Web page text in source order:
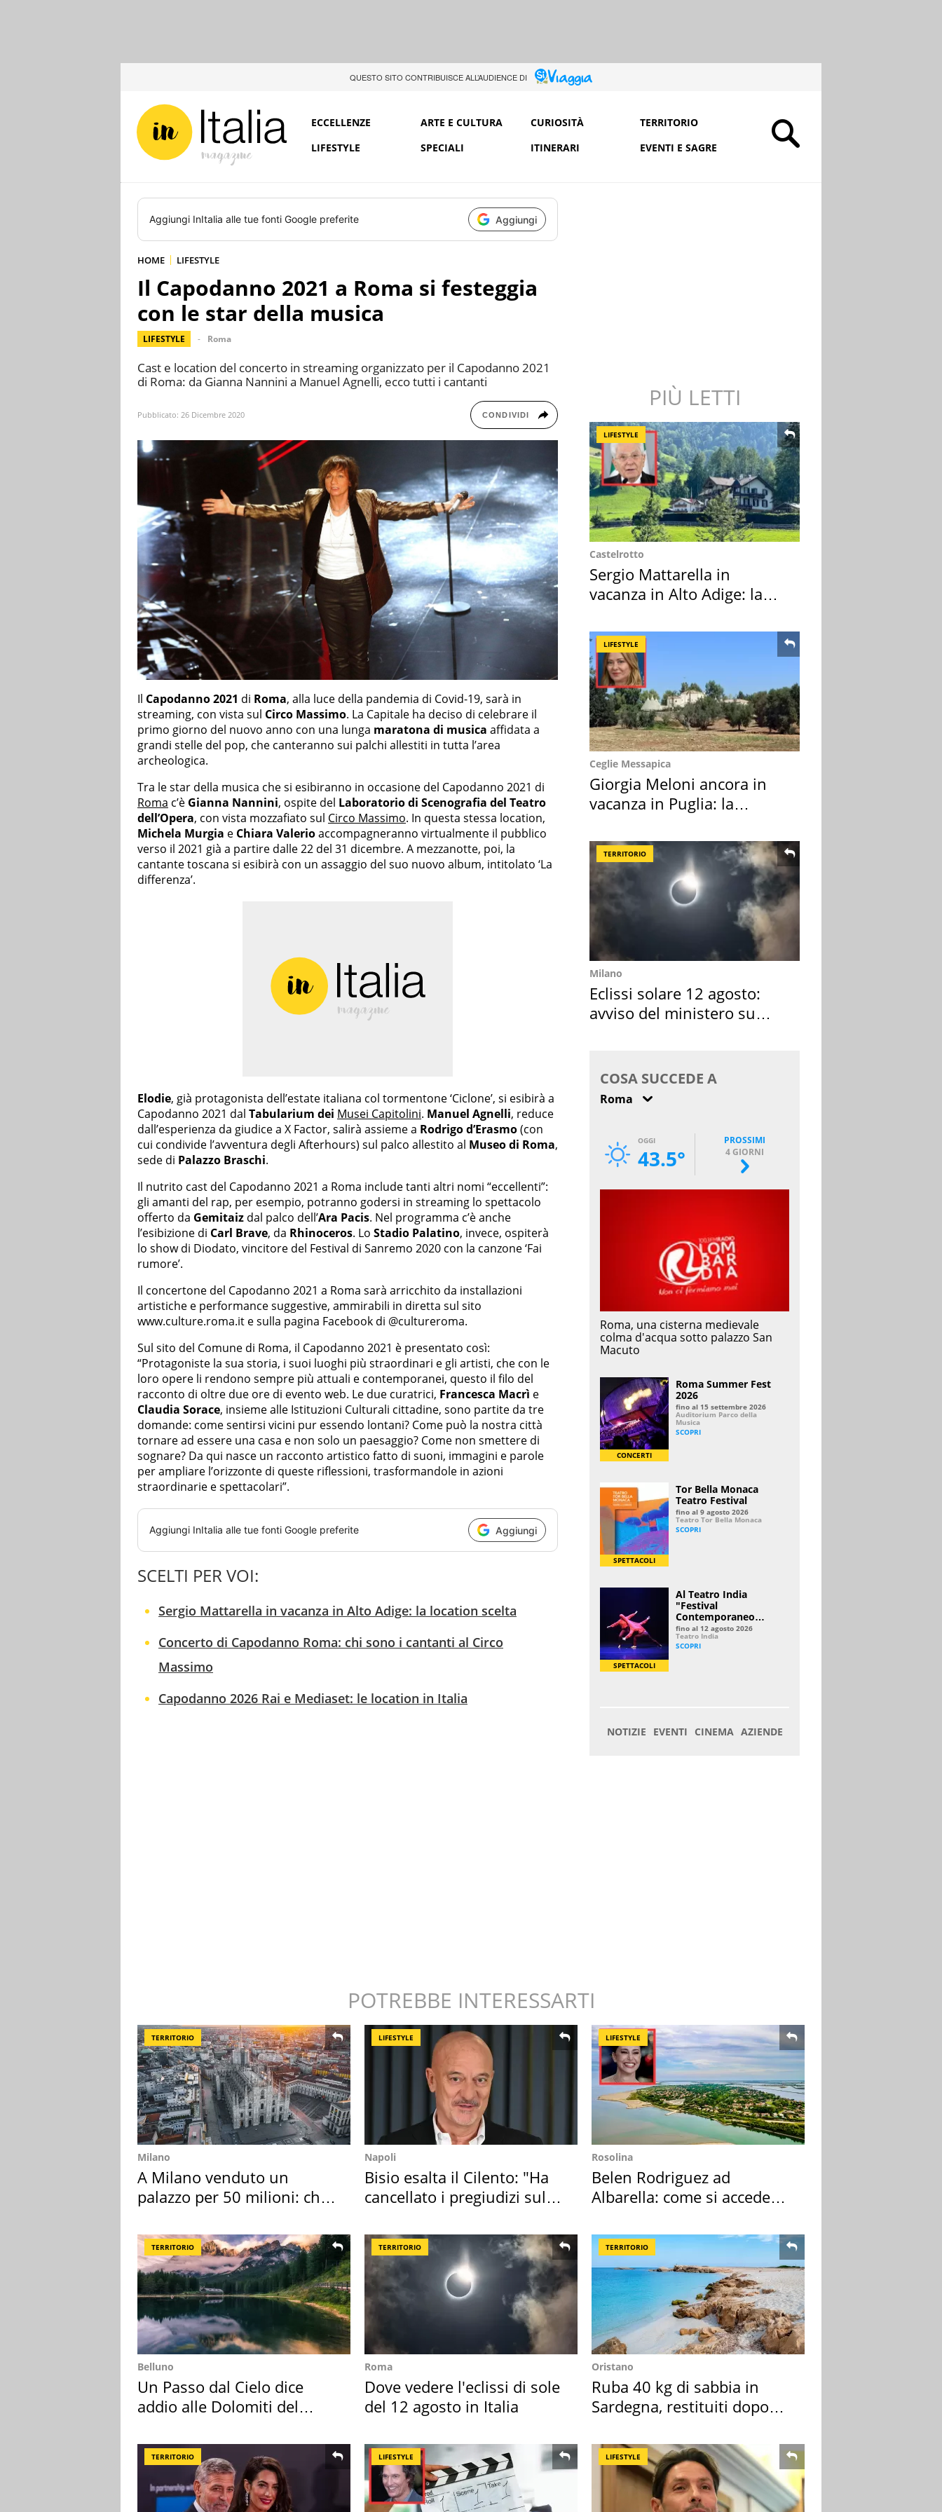
QUESTO SITO CONTRIBUISCE ALL’AUDIENCE DI
ECCELLENZE ARTE E CULTURA CURIOSITÀ
TERRITORIO
LIFESTYLE
SPECIALI ITINERARI EVENTI E SAGRE
Aggiungi InItalia alle tue fonti Google preferite Aggiungi
HOME LIFESTYLE
Il Capodanno 2021 a Roma si festeggia
con le star della musica
LIFESTYLE Roma
Cast e location del concerto in streaming organizzato per il Capodanno 2021
di Roma: da Gianna Nannini a Manuel Agnelli, ecco tutti i cantanti
Pubblicato: 26 Dicembre 2020 CONDIVIDI
Il Capodanno 2021 di Roma, alla luce della pandemia di Covid-19, sarà in
streaming, con vista sul Circo Massimo. La Capitale ha deciso di celebrare il
primo giorno del nuovo anno con una lunga maratona di musica affidata a
grandi stelle del pop, che canteranno sui palchi allestiti in tutta l’area
archeologica.
Tra le star della musica che si esibiranno in occasione del Capodanno 2021 di
Roma c’è Gianna Nannini, ospite del Laboratorio di Scenografia del Teatro
dell’Opera, con vista mozzafiato sul Circo Massimo. In questa stessa location,
Michela Murgia e Chiara Valerioaccompagneranno virtualmente il pubblico
verso il 2021 già a partire dalle 22 del 31 dicembre. A mezzanotte, poi, la
cantante toscana si esibirà con un assaggio del suo nuovo album, intitolato ‘La
differenza’.
Elodie, già protagonista dell’estate italiana col tormentone ‘Ciclone’, si esibirà a
Capodanno 2021 dal Tabularium dei Musei Capitolini. Manuel Agnelli, reduce
dall’esperienza da giudice a X Factor, salirà assieme a Rodrigo d’Erasmo(con
cui condivide l’avventura degli Afterhours) sul palco allestito al Museo di Roma,
sede di Palazzo Braschi.
Il nutrito cast del Capodanno 2021 a Roma include tanti altri nomi “eccellenti”:
gli amanti del rap, per esempio, potranno godersi in streaming lo spettacolo
offerto da Gemitaiz dal palco dell’Ara Pacis. Nel programma c’è anche
l’esibizione di Carl Brave, da Rhinoceros. Lo Stadio Palatino, invece, ospiterà
lo show di Diodato, vincitore del Festival di Sanremo 2020 con la canzone ‘Fai
rumore’.
Il concertone del Capodanno 2021 a Roma sarà arricchito da installazioni
artistiche e performance suggestive, ammirabili in diretta sul sito
www.culture.roma.it e sulla pagina Facebook di @cultureroma.
Sul sito del Comune di Roma, il Capodanno 2021 è presentato così:
“Protagoniste la sua storia, i suoi luoghi più straordinari e gli artisti, che con le
loro opere li rendono sempre più attuali e contemporanei, questo il filo del
racconto di oltre due ore di evento web. Le due curatrici, Francesca Macrì e
Claudia Sorace, insieme alle Istituzioni Culturali cittadine, sono partite da tre
domande: come sentirsi vicini pur essendo lontani? Come può la nostra città
tornare ad essere una casa e non solo un paesaggio? Come non smettere di
sognare? Da qui nasce un racconto artistico fatto di suoni, immagini e parole
per ampliare l’orizzonte di queste riflessioni, trasformandole in azioni
straordinarie e spettacolari”.
Aggiungi InItalia alle tue fonti Google preferite Aggiungi
SCELTI PER VOI:
Sergio Mattarella in vacanza in Alto Adige: la location scelta
Concerto di Capodanno Roma: chi sono i cantanti al Circo
Massimo
Capodanno 2026 Rai e Mediaset: le location in Italia
PIÙ LETTI
LIFESTYLE
Castelrotto
Sergio Mattarella in
vacanza in Alto Adige: la
LIFESTYLE
Ceglie Messapica
Giorgia Meloni ancora in
vacanza in Puglia: la
TERRITORIO
Milano
Eclissi solare 12 agosto:
avviso del ministero su
POTREBBE INTERESSARTI
TERRITORIO
Milano
A Milano venduto un
palazzo per 50 milioni: chi
LIFESTYLE
Napoli
Bisio esalta il Cilento: "Ha
cancellato i pregiudizi sul
LIFESTYLE
Rosolina
Belen Rodriguez ad
Albarella: come si accede
TERRITORIO
Belluno
Un Passo dal Cielo dice
addio alle Dolomiti del
TERRITORIO
Roma
Dove vedere l'eclissi di sole
del 12 agosto in Italia
TERRITORIO
Oristano
Ruba 40 kg di sabbia in
Sardegna, restituiti dopo
TERRITORIO LIFESTYLE LIFESTYLE